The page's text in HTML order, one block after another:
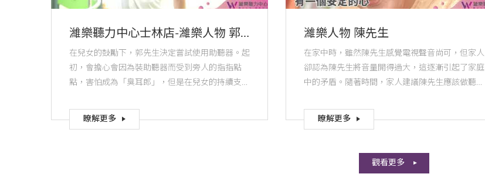
濰樂聽力中心士林店-濰樂人物 郭
先生
在兒女的鼓勵下，郭先生決定嘗試使用助聽器。起
初，會擔心會因為裝助聽器而受到旁人的指指點
點，害怕成為「臭耳郎」，但是在兒女的持續支持
友們聊天、泡茶、打麻將，重新投入社交活動。
瞭解更多
濰樂人物 陳先生
在家中時，雖然陳先生感覺電視聲音尚可，但家人
卻認為陳先生將音量開得過大，這逐漸引起了家庭
中的矛盾。隨著時間，家人建議陳先生應該做聽力
瞭解更多
觀看更多